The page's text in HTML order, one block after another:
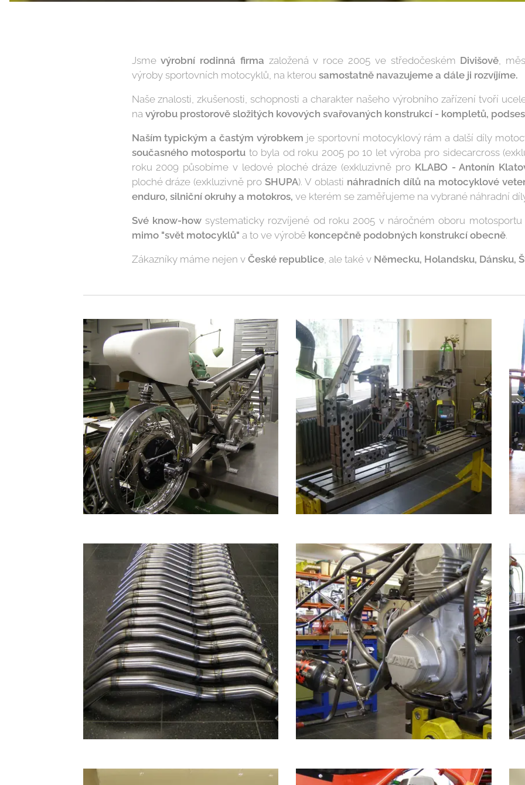
Jsmevýrobní rodinná firma založená v roce 2005 ve středočeském Divišově,
výroby sportovních motocyklů, na kterou samostatně navazujeme a dále ji rozvíjíme.
Naše znalosti, zkušenosti, schopnosti a charakter našeho výrobního zařízení tvoří
na výrobu prostorově složitých kovových svařovaných konstrukcí - kompletů,
Naším typickým a častým výrobkem je sportovní motocyklový rám a další díly
současného motosportu to byla od roku 2005 po 10 let výroba pro sidecarcross
roku 2009 působíme v ledové ploché dráze (exkluzivně pro KLABO - Antonín
ploché dráze (exkluzivně proSHUPA). V oblasti náhradních dílů na motocyklové
enduro, silniční okruhy a motokros, ve kterém se zaměřujeme na vybrané náhradní
Své know-howsystematicky rozvíjené od roku 2005 v náročném oboru
mimo "svět motocyklů" a to ve výrobě koncepčně podobných konstrukcí obecně.
Zákazníky máme nejen v České republice, ale také v Německu, Holandsku, Dánsku,